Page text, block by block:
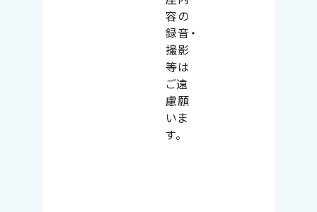
容の
録音・
撮影
等は
ご遠
慮願
いま
す。